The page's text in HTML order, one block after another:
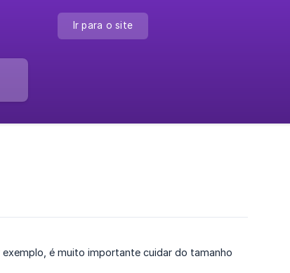
Ir para o site
é muito importante cuidar do tamanho